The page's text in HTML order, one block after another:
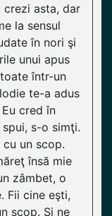
crezi asta, dar
la sensul
în nori şi
unui apus
într-un
te-a adus
cred în
s-o simţi.
un scop.
însă mie
zâmbet, o
Fii cine eşti,
scop. Şi ne